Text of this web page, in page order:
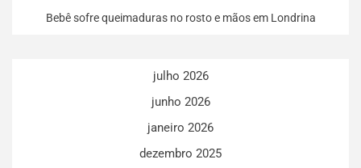
Bebê sofre queimaduras no rosto e mãos em Londrina
julho 2026
junho 2026
janeiro 2026
dezembro 2025